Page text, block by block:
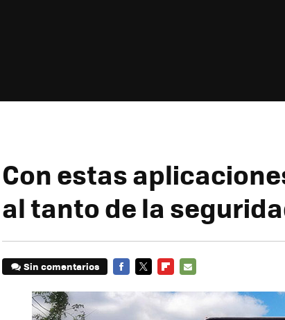
Con estas
al tanto de la
Sin comentarios
MAIL